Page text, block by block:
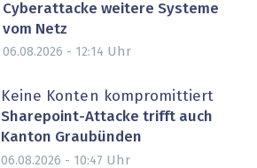
Cyberattacke weitere Systeme
vom Netz
06.08.2026 - 12:14 Uhr
Keine Konten kompromittiert
Sharepoint-Attacke trifft auch
Kanton Graubünden
06.08.2026 - 10:47 Uhr